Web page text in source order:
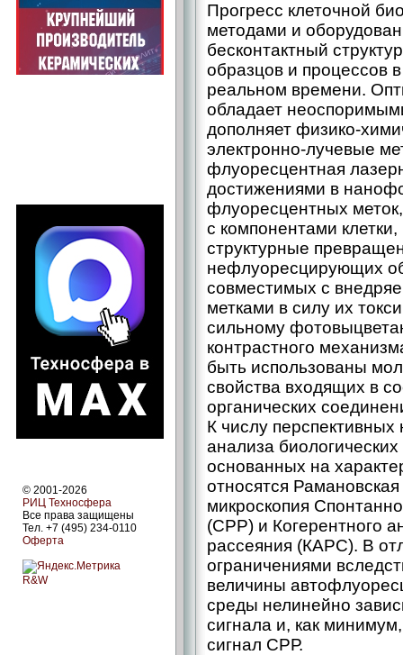
© 2001-2026
РИЦ Техносфера
Все права защищены
Тел. +7 (495) 234-0110
Оферта
R&W
Прогресс клеточной
методами и
бесконтактный
образцов и процессов
реальном времени.
обладает
дополняет физико-
электронно-лучевые
флуоресцентная
достижениями в
флуоресцентных
с компонентами клетки,
структурные
нефлуоресцирующих
совместимых с
метками в силу их
сильному
контрастного
быть использованы
свойства входящих в
органических
К числу перспективных
анализа
основанных на
относятся
микроскопия
(СРР) и Когерентного
рассеяния (КАРС). В
ограничениями
величины
среды нелинейно
сигнала и, как
сигнал СРР.